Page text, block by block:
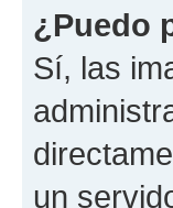
¿Puedo
Sí, las
un